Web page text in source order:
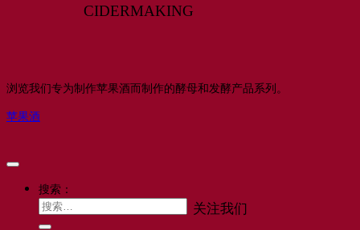
CIDERMAKING
浏览我们专为制作苹果酒而制作的酵母和发酵产品系列。
苹果酒
关注我们
搜索：